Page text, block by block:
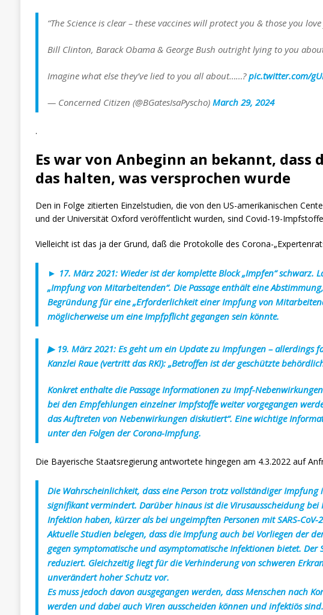
“The Science is clear – these vaccines will protect you & those you
Bill Clinton, Barack Obama & George Bush outright lying to you
Imagine what else they’ve lied to you all about……?pic.twitter.com/
— Concerned Citizen (@BGatesIsaPyscho) March 29, 2024
.
Es war von Anbeginn an bekannt,
das halten, was versprochen wurde
Den in Folge zitierten Einzelstudien, die von den US-amerikanischen
und der Universität Oxford veröffentlicht wurden, sind Covid-19-
Vielleicht ist das ja der Grund, daß die Protokolle des Corona-
► 17. März 2021: Wieder ist der komplette Block „Impfen“ schwarz.
„Impfung von Mitarbeitenden“. Die Passage enthält eine
Begründung für eine „Erforderlichkeit einer Impfung von
möglicherweise um eine Impfpflicht gegangen sein könnte.
▶︎ 19. März 2021: Es geht um ein Update zu Impfungen – allerdings
Kanzlei Raue (vertritt das RKI): „Betroffen ist der geschützte
Konkret enthalte die Passage Informationen zu Impf-
bei den Empfehlungen einzelner Impfstoffe weiter vorgegangen
das Auftreten von Nebenwirkungen diskutiert“. Eine wichtige
unter den Folgen der Corona-Impfung.
Die Bayerische Staatsregierung antwortete hingegen am 4.3.2022 auf
Die Wahrscheinlichkeit, dass eine Person trotz vollständiger
signifikant vermindert. Darüber hinaus ist die Virusausscheidung bei
Infektion haben, kürzerals bei ungeimpften Personen mit SARS-CoV-
Aktuelle Studien belegen, dass die Impfung auch bei Vorliegen der
gegen symptomatische und asymptomatischeInfektionen bietet. Der
reduziert. Gleichzeitig liegt für die Verhinderung von schweren
unverändert hoher Schutz vor.
Es muss jedoch davon ausgegangen werden, dass Menschen nach
werden und dabei auch Viren ausscheiden können und infektiös